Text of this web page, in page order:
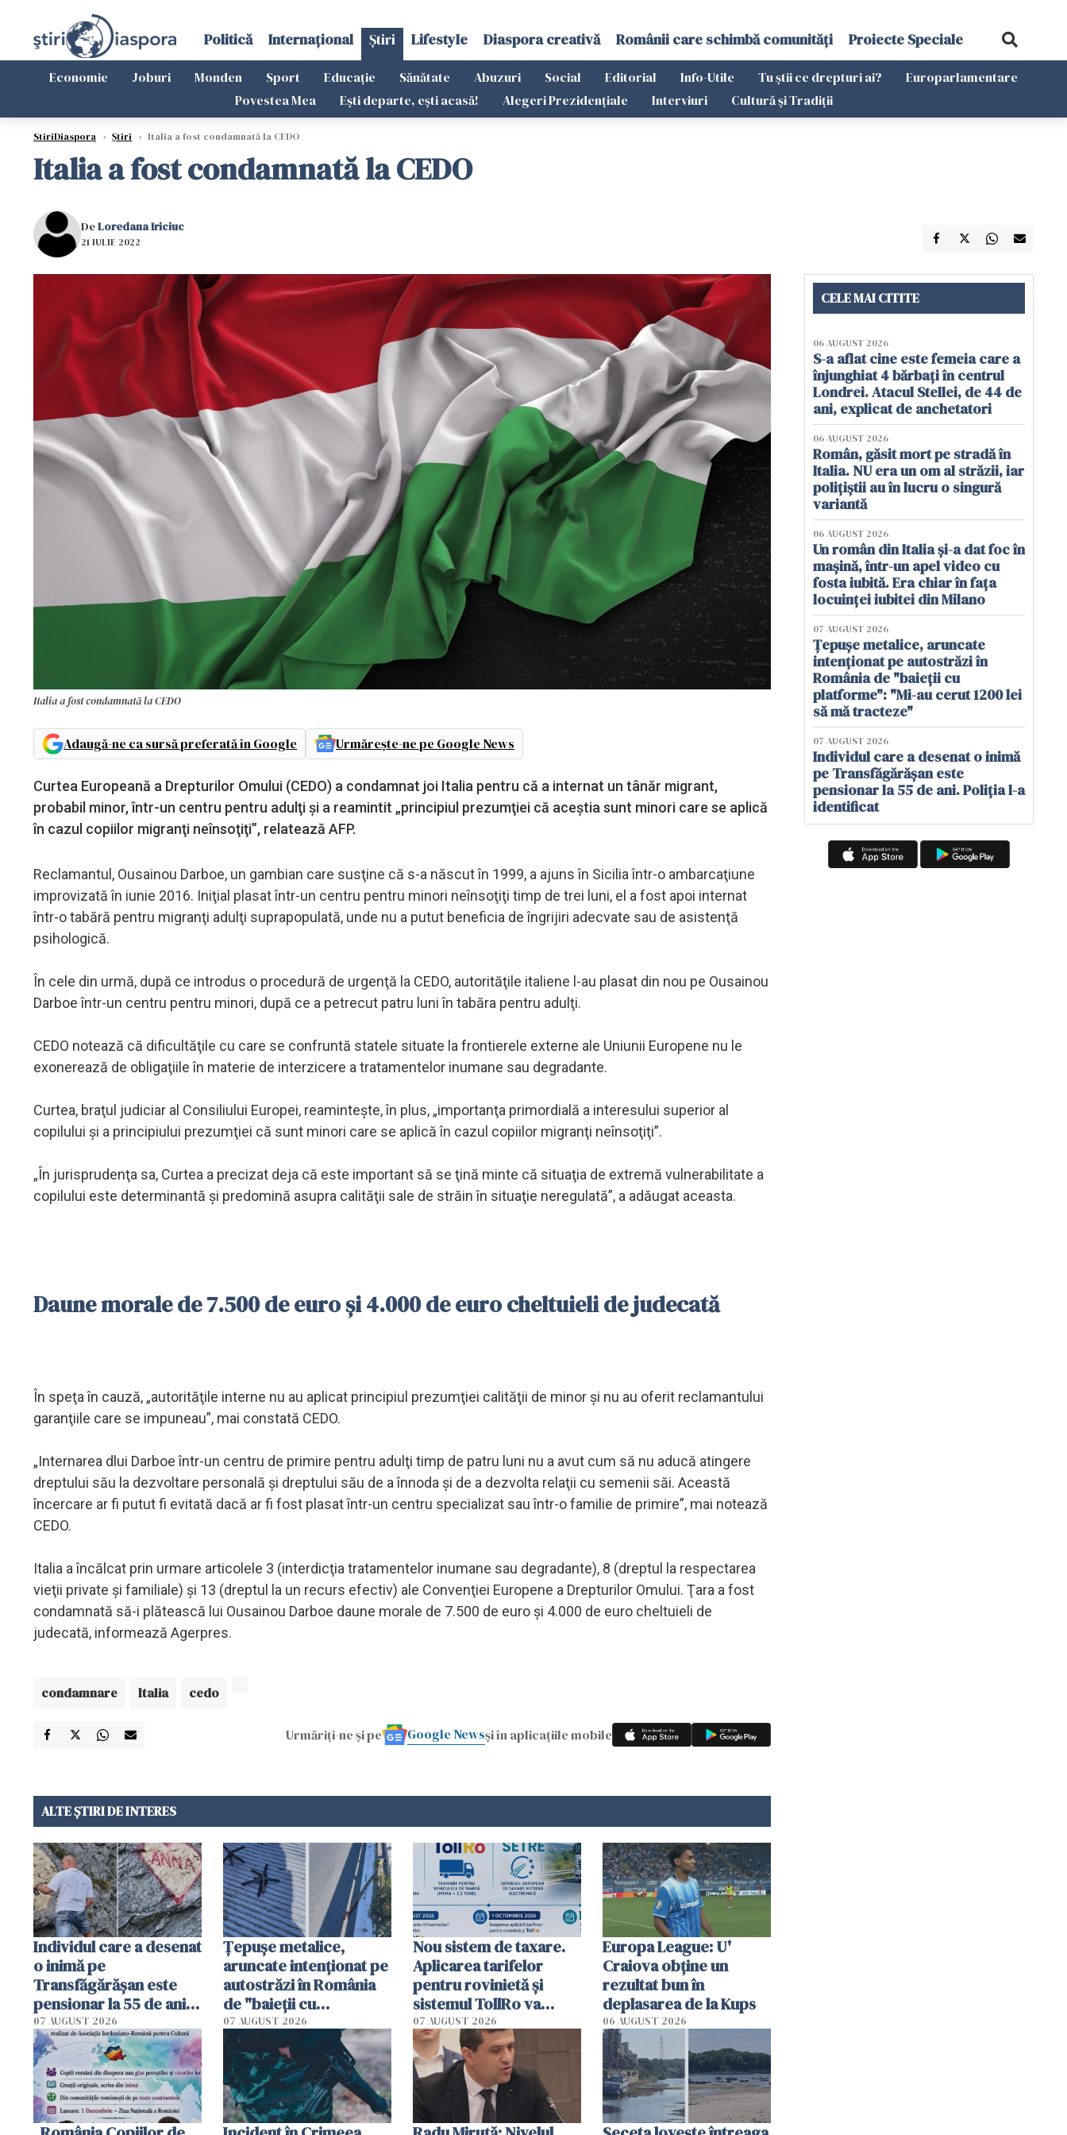
Politică Internațional Știri Lifestyle Diaspora creativă Românii care schimbă comunități Proiecte Speciale
Economie Joburi Monden Sport Educație Sănătate Abuzuri Social Editorial Info-Utile Tu știi ce drepturi ai?
Europarlamentare
Povestea Mea
Ești departe, ești acasă! Alegeri Prezidențiale Interviuri Cultură și Tradiții
StiriDiaspora › Știri › Italia a fost condamnată la CEDO
Italia a fost condamnată la CEDO
DeLoredana Iriciuc
21 IULIE 2022
Italia a fost condamnată la CEDO
Adaugă-ne ca sursă preferată în Google Urmărește-ne pe Google News
Curtea Europeană a Drepturilor Omului (CEDO) a condamnat joi Italia pentru că a internat un tânăr migrant,
probabil minor, într-un centru pentru adulţi şi a reamintit „principiul prezumţiei că aceştia sunt minori care se aplică
în cazul copiilor migranţi neînsoţiţi”, relatează AFP.
Reclamantul, Ousainou Darboe, un gambian care susţine că s-a născut în 1999, a ajuns în Sicilia într-o ambarcaţiune
improvizată în iunie 2016. Iniţial plasat într-un centru pentru minori neînsoţiţi timp de trei luni, el a fost apoi internat
într-o tabără pentru migranţi adulţi suprapopulată, unde nu a putut beneficia de îngrijiri adecvate sau de asistenţă
psihologică.
În cele din urmă, după ce introdus o procedură de urgenţă la CEDO, autorităţile italiene l-au plasat din nou pe Ousainou
Darboe într-un centru pentru minori, după ce a petrecut patru luni în tabăra pentru adulţi.
CEDO notează că dificultăţile cu care se confruntă statele situate la frontierele externe ale Uniunii Europene nu le
exonerează de obligaţiile în materie de interzicere a tratamentelor inumane sau degradante.
Curtea, braţul judiciar al Consiliului Europei, reaminteşte, în plus, „importanţa primordială a interesului superior al
copilului şi a principiului prezumţiei că sunt minori care se aplică în cazul copiilor migranţi neînsoţiţi”.
„În jurisprudenţa sa, Curtea a precizat deja că este important să se ţină minte că situaţia de extremă vulnerabilitate a
copilului este determinantă şi predomină asupra calităţii sale de străin în situaţie neregulată”, a adăugat aceasta.
Daune morale de 7.500 de euro şi 4.000 de euro cheltuieli de judecată
În speţa în cauză, „autorităţile interne nu au aplicat principiul prezumţiei calităţii de minor şi nu au oferit reclamantului
garanţiile care se impuneau”, mai constată CEDO.
„Internarea dlui Darboe într-un centru de primire pentru adulţi timp de patru luni nu a avut cum să nu aducă atingere
dreptului său la dezvoltare personală şi dreptului său de a înnoda şi de a dezvolta relaţii cu semenii săi. Această
încercare ar fi putut fi evitată dacă ar fi fost plasat într-un centru specializat sau într-o familie de primire”, mai notează
CEDO.
Italia a încălcat prin urmare articolele 3 (interdicţia tratamentelor inumane sau degradante), 8 (dreptul la respectarea
vieţii private şi familiale) şi 13 (dreptul la un recurs efectiv) ale Convenţiei Europene a Drepturilor Omului. Ţara a fost
condamnată să-i plătească lui Ousainou Darboe daune morale de 7.500 de euro şi 4.000 de euro cheltuieli de
judecată, informează Agerpres.
condamnare Italia cedo
Urmăriți-ne și pe Google Newsși în aplicațiile mobile
ALTE ȘTIRI DE INTERES
Individul care a desenat
o inimă pe
Transfăgărășan este
pensionar la 55 de ani.
Poliția l-a identificat
07 AUGUST 2026
Țepușe metalice,
aruncate intenționat pe
autostrăzi în România
de "baieții cu
platforme": "Mi-au
cerut 1200 lei să mă
tracteze"
07 AUGUST 2026
Nou sistem de taxare.
Aplicarea tarifelor
pentru rovinietă şi
sistemul TollRo va
începe la 1 octombrie
07 AUGUST 2026
Europa League: U'
Craiova obține un
rezultat bun în
deplasarea de la Kups
06 AUGUST 2026
CELE MAI CITITE
06 AUGUST 2026
S-a aflat cine este femeia care a
înjunghiat 4 bărbați în centrul
Londrei. Atacul Stellei, de 44 de
ani, explicat de anchetatori
06 AUGUST 2026
Român, găsit mort pe stradă în
Italia. NU era un om al străzii, iar
polițiștii au în lucru o singură
variantă
06 AUGUST 2026
Un român din Italia și-a dat foc în
mașină, într-un apel video cu
fosta iubită. Era chiar în fața
locuinței iubitei din Milano
07 AUGUST 2026
Țepușe metalice, aruncate
intenționat pe autostrăzi în
România de "baieții cu
platforme": "Mi-au cerut 1200 lei
să mă tracteze"
07 AUGUST 2026
Individul care a desenat o inimă
pe Transfăgărășan este
pensionar la 55 de ani. Poliția l-a
identificat